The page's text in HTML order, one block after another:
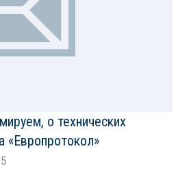
о технических
«Европротокол»